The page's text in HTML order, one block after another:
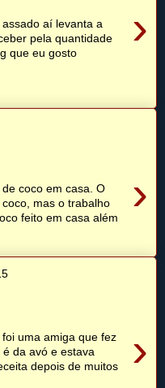
›
aí levanta a
pela quantidade
que eu gosto
›
coco em casa. O
mas o trabalho
feito em casa além
›
uma amiga que fez
da avó e estava
depois de muitos